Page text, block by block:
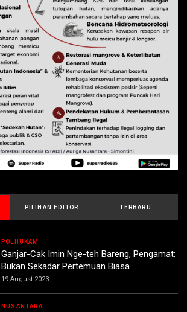
PILIHAN EDITOR TERBARU
POLHUKAM
Ganjar-Cak Imin Nge-teh Bareng, Pengamat:
Bukan Sekadar Pertemuan Biasa
19 August 2023
NUSANTARA